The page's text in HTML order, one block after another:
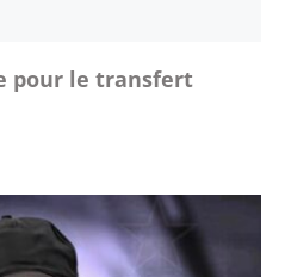
pour le transfert